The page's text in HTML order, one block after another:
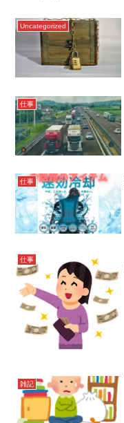
Uncategorized
仕事
仕事
仕事
雑記